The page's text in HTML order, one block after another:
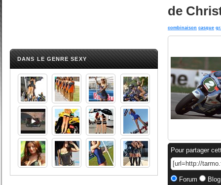
DANS LE GENRE SEXY
de
combinaison casque
Pour partager
Forum